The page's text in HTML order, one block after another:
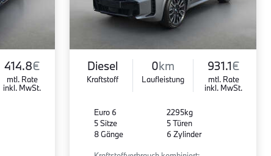
414.8€
mtl. Rate
inkl. MwSt.
Diesel
Kraftstoff
0km
Laufleistung
931.1€
mtl. Rate
inkl. MwSt.
Euro 6
5 Sitze
8 Gänge
2295kg
5 Türen
6 Zylinder